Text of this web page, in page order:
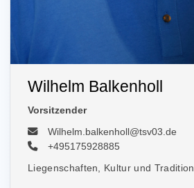
Wilhelm Balkenholl
Vorsitzender
Wilhelm.balkenholl@tsv03.de
+495175928885
Liegenschaften, Kultur und Tradition